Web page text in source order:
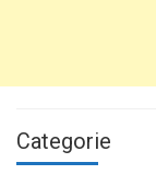
Categorie